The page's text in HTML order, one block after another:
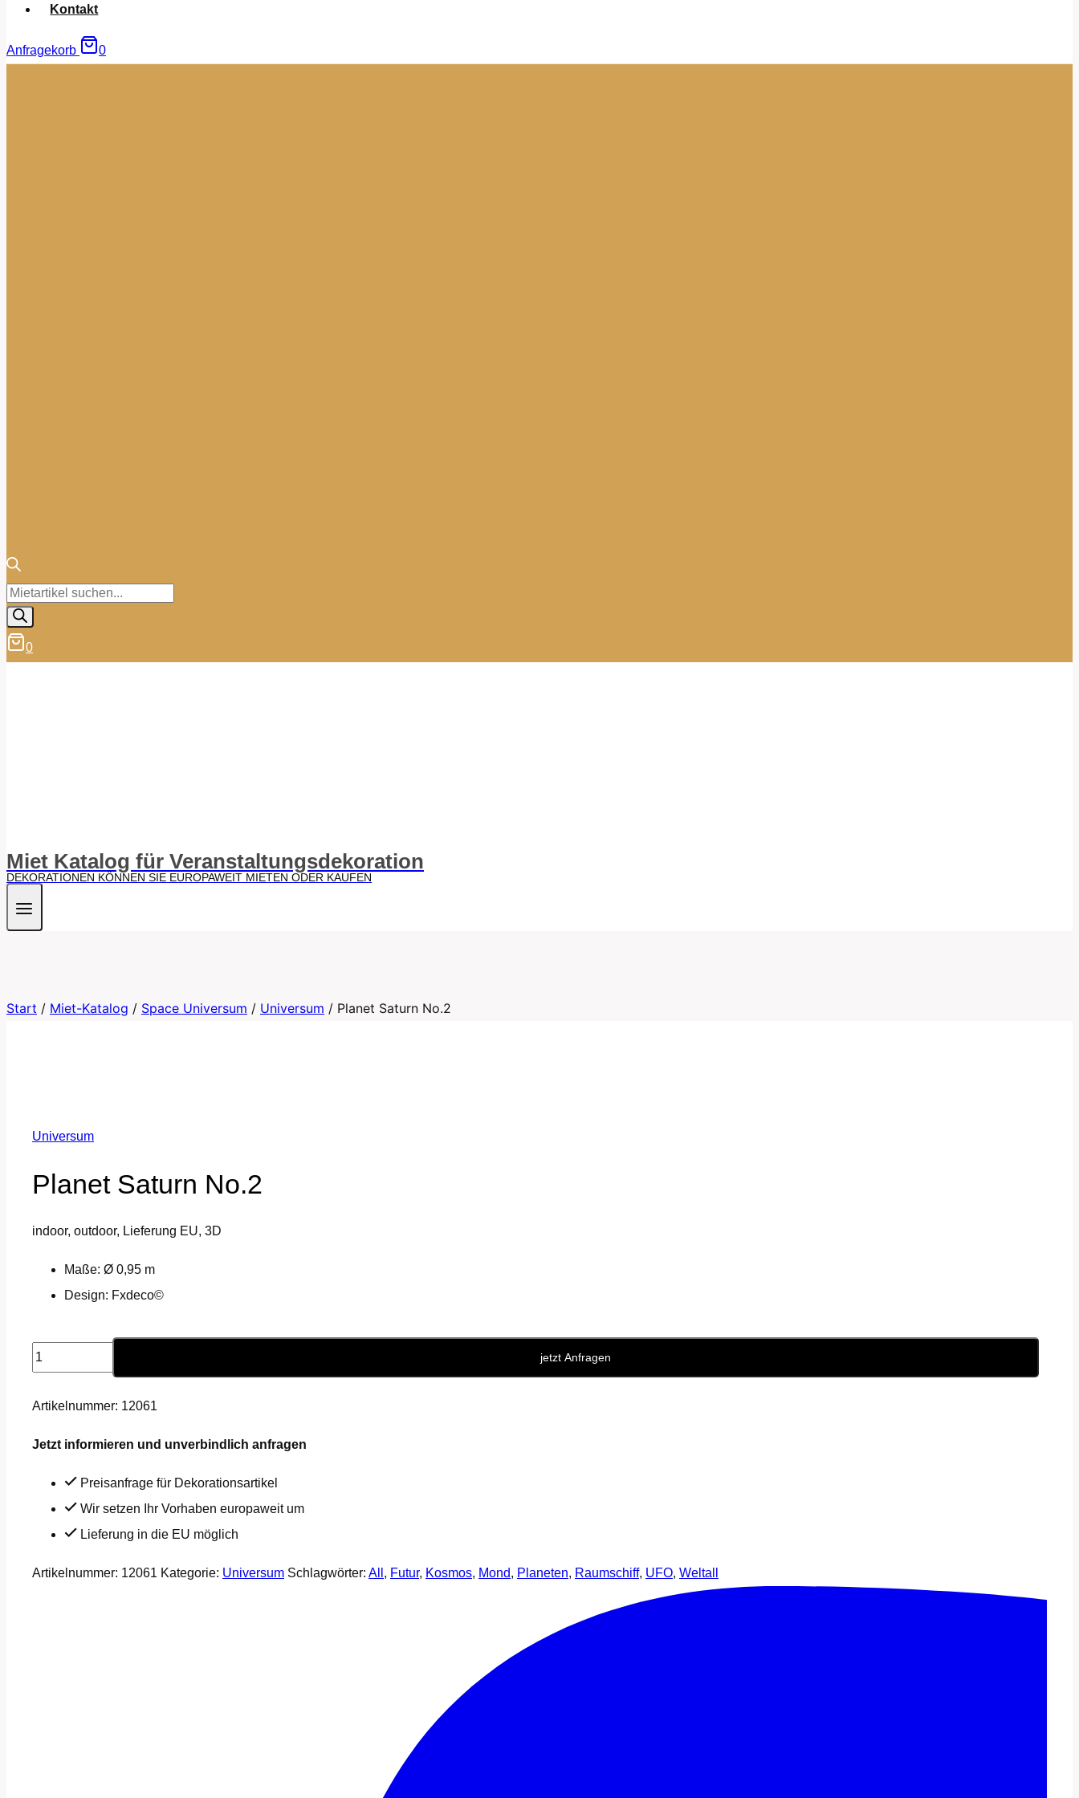
Kontakt
Anfragekorb 0
Products
search
0
Miet Katalog für Veranstaltungsdekoration
DEKORATIONEN KÖNNEN SIE EUROPAWEIT MIETEN ODER KAUFEN
Start / Miet-Katalog / Space Universum / Universum / Planet Saturn No.2
Universum
Planet Saturn No.2
indoor, outdoor, Lieferung EU, 3D
Maße: Ø 0,95 m
Design: Fxdeco©
Planet
No.2
jetzt Anfragen
Artikelnummer: 12061
Jetzt informieren und unverbindlich anfragen
Preisanfrage für Dekorationsartikel
Wir setzen Ihr Vorhaben europaweit um
Lieferung in die EU möglich
Artikelnummer: 12061 Kategorie: Universum Schlagwörter: All , Futur, Kosmos, Mond, Planeten, Raumschiff, UFO, Weltall